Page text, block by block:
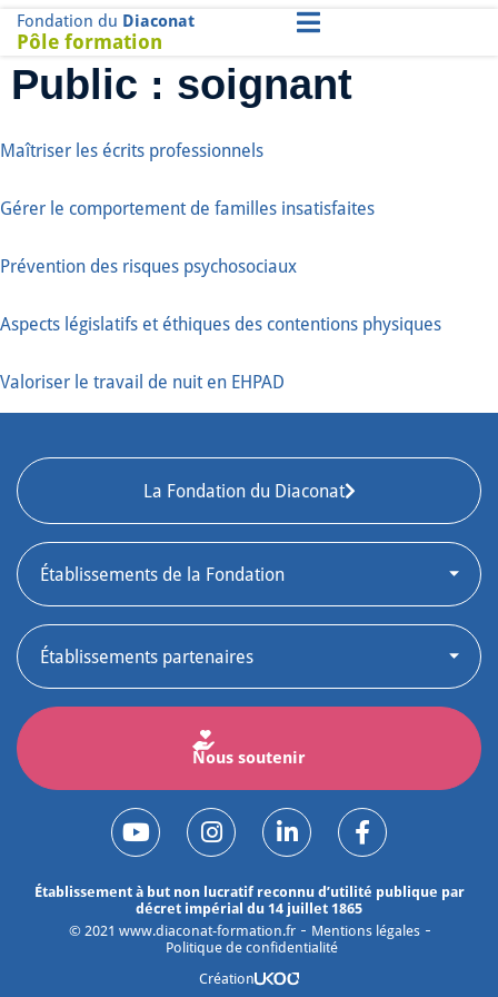
Fondation du Diaconat
Pôle formation
Public : soignant
Maîtriser les écrits professionnels
Gérer le comportement de familles insatisfaites
Prévention des risques psychosociaux
Aspects législatifs et éthiques des contentions physiques
Valoriser le travail de nuit en EHPAD
La Fondation du Diaconat
Nous soutenir
Établissement à but non lucratif reconnu d’utilité publique par
décret impérial du 14 juillet 1865
©2021 www.diaconat-formation.fr
Mentions légales
Politique de confidentialité
Création